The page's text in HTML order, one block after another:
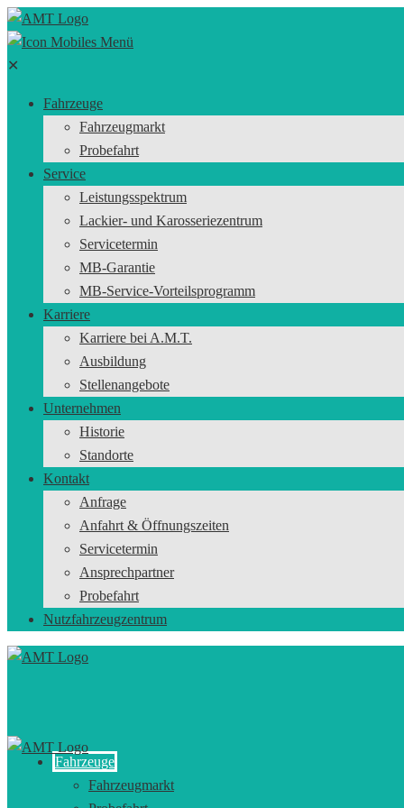
✕
Fahrzeuge
Fahrzeugmarkt
Probefahrt
Service
Leistungsspektrum
Lackier- und Karosseriezentrum
Servicetermin
MB-Garantie
MB-Service-Vorteilsprogramm
Karriere
Karriere bei A.M.T.
Ausbildung
Stellenangebote
Unternehmen
Historie
Standorte
Kontakt
Anfrage
Anfahrt & Öffnungszeiten
Servicetermin
Ansprechpartner
Probefahrt
Nutzfahrzeugzentrum
Fahrzeuge
Fahrzeugmarkt